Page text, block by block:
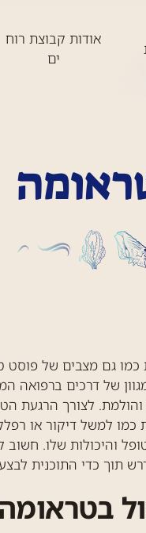
אודות קבוצת רוח
ים
כמו גם מצבים של
של דרכים
והולמת. לצורך הרגעת
למשל דיקור או
והיכולות שלו. חשוב
תוך כדי התוכנית